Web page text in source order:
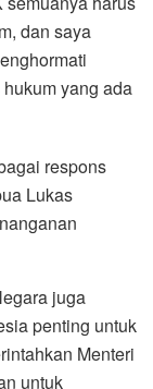
dan saya
yang ada
respons
Lukas
juga
penting untuk
Menteri
untuk